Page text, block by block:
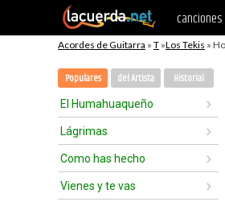
canciones
Acordes de Guitarra » T »Los Tekis »
Populares del Artista Historial
El Humahuaqueño
Lágrimas
Como has hecho
Vienes y te vas